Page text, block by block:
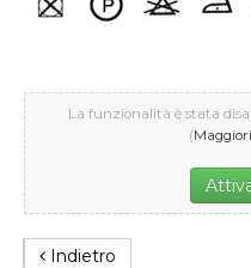
La funzionalità è stata
(
Indietro